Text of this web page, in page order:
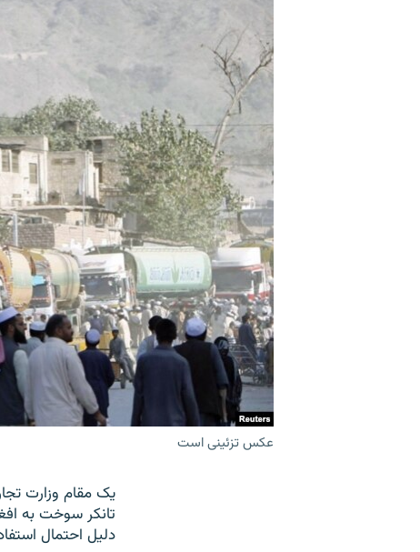
عکس تزئینی است
یک مقام وزارت
تانکر سوخت به
دلیل احتمال